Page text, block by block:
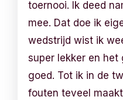
toernooi. Ik deed
mee. Dat doe ik
wedstrijd wist ik
super lekker en het
goed. Tot ik in de
fouten teveel